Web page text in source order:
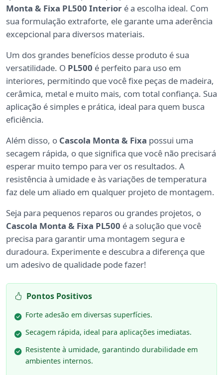
Monta & Fixa PL500 Interior é a escolha ideal. Com
sua formulação extraforte, ele garante uma aderência
excepcional para diversos materiais.
Um dos grandes benefícios desse produto é sua
versatilidade. O PL500 é perfeito para uso em
interiores, permitindo que você fixe peças de madeira,
cerâmica, metal e muito mais, com total confiança. Sua
aplicação é simples e prática, ideal para quem busca
eficiência.
Além disso, o Cascola Monta & Fixa possui uma
secagem rápida, o que significa que você não precisará
esperar muito tempo para ver os resultados. A
resistência à umidade e às variações de temperatura
faz dele um aliado em qualquer projeto de montagem.
Seja para pequenos reparos ou grandes projetos, o
Cascola Monta & Fixa PL500 é a solução que você
precisa para garantir uma montagem segura e
duradoura. Experimente e descubra a diferença que
um adesivo de qualidade pode fazer!
Pontos Positivos
Forte adesão em diversas superfícies.
Secagem rápida, ideal para aplicações imediatas.
Resistente à umidade, garantindo durabilidade em
ambientes internos.